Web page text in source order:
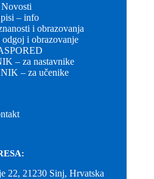
Novosti
– info
i obrazovanja
i obrazovanje
– za nastavnike
– za učenike
22, 21230 Sinj, Hrvatska